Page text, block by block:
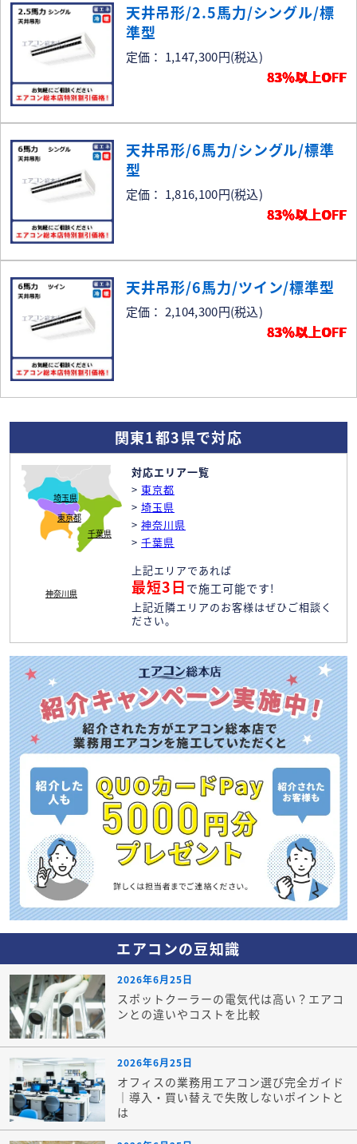
天井吊形/2.5馬力/シングル/標
準型
定価： 1,147,300円(税込)
83％以上OFF
天井吊形/6馬力/シングル/標準
型
定価： 1,816,100円(税込)
83％以上OFF
天井吊形/6馬力/ツイン/標準型
定価： 2,104,300円(税込)
83％以上OFF
関東1都3県で対応
東京都
埼玉県
神奈川県
千葉県
対応エリア一覧
> 東京都
> 埼玉県
> 神奈川県
> 千葉県
上記エリアであれば
最短3日 で施工可能です!
上記近隣エリアのお客様はぜひご相談く
ださい。
エアコンの豆知識
2026年6月25日
スポットクーラーの電気代は高い？エアコ
ンとの違いやコストを比較
2026年6月25日
オフィスの業務用エアコン選び完全ガイド
｜導入・買い替えで失敗しないポイントと
は